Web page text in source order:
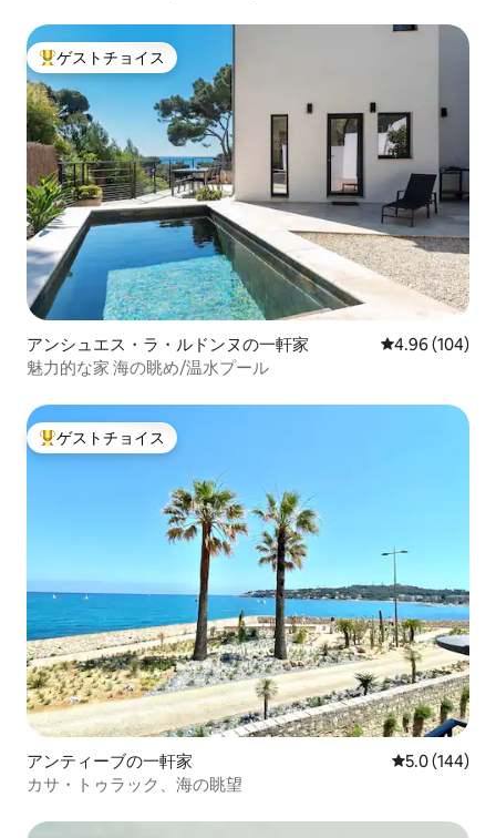
大好評のゲストチョイスです。
ゲストチョイス
アンシュエス・ラ・ルドンヌの一軒家 レビュー104
4.96 (104)
魅力的な家 海の眺め/温水プール
大好評のゲストチョイスです。
ゲストチョイス
アンティーブの一軒家 レビュー144
5.0 (144)
カサ・トゥラック、海の眺望